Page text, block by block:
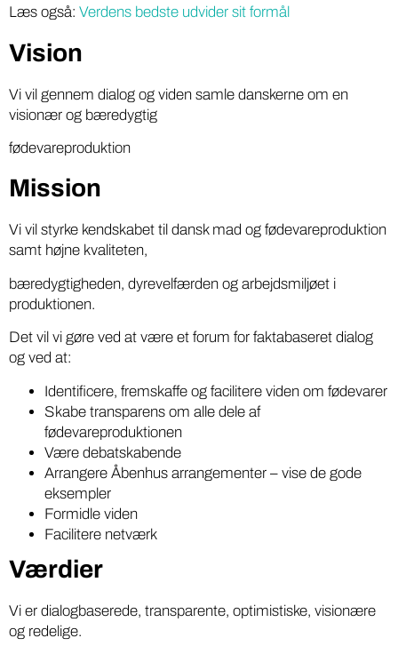
Læs også: Verdens bedste udvider sit formål
Vision
Vi vil gennem dialog og viden samle danskerne om en
visionær og bæredygtig
fødevareproduktion
Mission
Vi vil styrke kendskabet til dansk mad og fødevareproduktion
samt højne kvaliteten,
bæredygtigheden, dyrevelfærden og arbejdsmiljøet i
produktionen.
Det vil vi gøre ved at være et forum for faktabaseret dialog
og ved at:
Identificere, fremskaffe og facilitere viden om fødevarer
Skabe transparens om alle dele af
fødevareproduktionen
Være debatskabende
Arrangere Åbenhus arrangementer – vise de gode
eksempler
Formidle viden
Facilitere netværk
Værdier
Vi er dialogbaserede, transparente, optimistiske, visionære
og redelige.